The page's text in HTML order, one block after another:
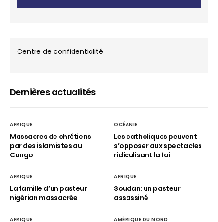
Centre de confidentialité
Dernières actualités
AFRIQUE
Massacres de chrétiens
par des islamistes au
Congo
OCÉANIE
Les catholiques peuvent
s’opposer aux spectacles
ridiculisant la foi
AFRIQUE
La famille d’un pasteur
nigérian massacrée
AFRIQUE
Soudan: un pasteur
assassiné
AFRIQUE AMÉRIQUE DU NORD